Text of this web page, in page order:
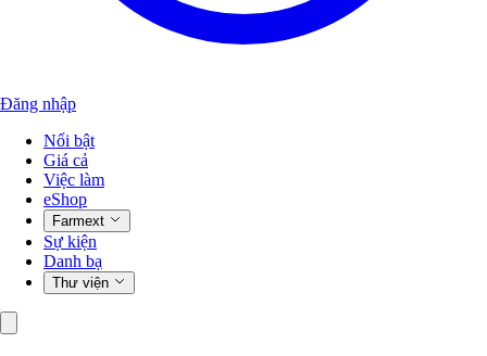
Đăng nhập
Nổi bật
Giá cả
Việc làm
eShop
Farmext
Sự kiện
Danh bạ
Thư viện